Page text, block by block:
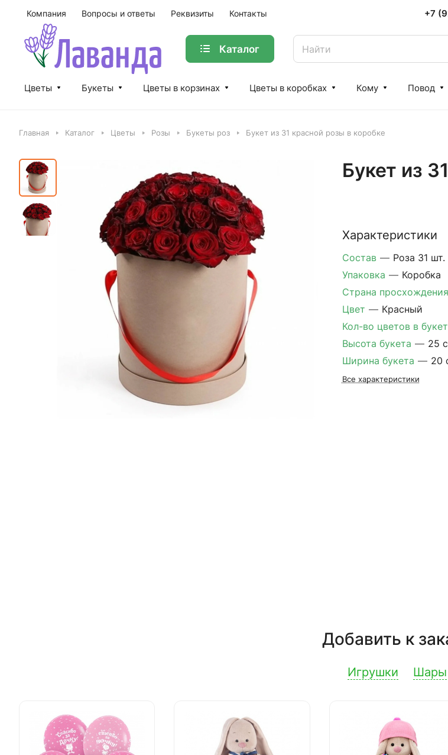
Компания Вопросы и ответы Реквизиты Контакты +7
Каталог
Цветы Букеты Цветы в корзинах Цветы в коробках Кому Повод
Главная Каталог Цветы Розы Букеты роз Букет из 31 красной розы в коробке
Букет из
Характеристики
Состав — Роза 31 шт.
Упаковка — Коробка
Страна
Цвет — Красный
Кол-во цветов в
Высота букета — 25
Ширина букета — 20
Все характеристики
Добавить к
Игрушки Шары